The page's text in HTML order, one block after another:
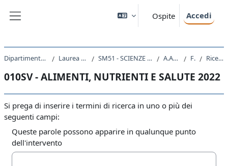
Ospite Accedi
Dipartimento di Scienze della Vita Laurea triennale (DM270) SM51 - SCIENZE E TECNOLOGIE BIOLOGICHE A.A. 2022 - 2023 Forum Ricerca avanzata
010SV - ALIMENTI, NUTRIENTI E SALUTE 2022
Si prega di inserire i termini di ricerca in uno o più dei
seguenti campi:
Queste parole possono apparire in qualunque punto
dell'intervento